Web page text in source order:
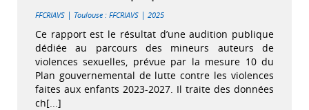
FFCRIAVS | Toulouse : FFCRIAVS | 2025
Ce rapport est le résultat d’une audition publique
dédiée au parcours des mineurs auteurs de
violences sexuelles, prévue par la mesure 10 du
Plan gouvernemental de lutte contre les violences
faites aux enfants 2023-2027. Il traite des données
ch[...]